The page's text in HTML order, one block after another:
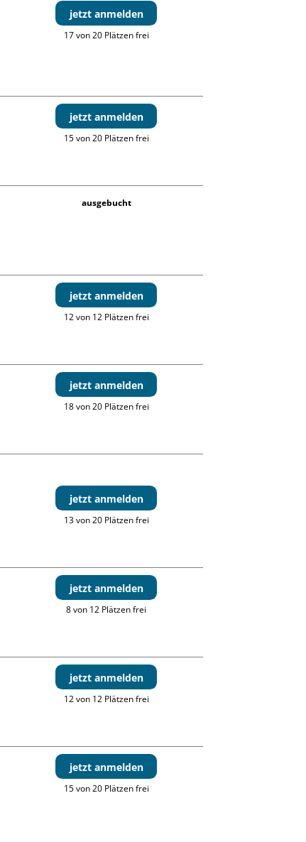
jetzt anmelden
17 von 20 Plätzen frei
jetzt anmelden
15 von 20 Plätzen frei
ausgebucht
jetzt anmelden
12 von 12 Plätzen frei
jetzt anmelden
18 von 20 Plätzen frei
jetzt anmelden
13 von 20 Plätzen frei
jetzt anmelden
8 von 12 Plätzen frei
jetzt anmelden
12 von 12 Plätzen frei
jetzt anmelden
15 von 20 Plätzen frei